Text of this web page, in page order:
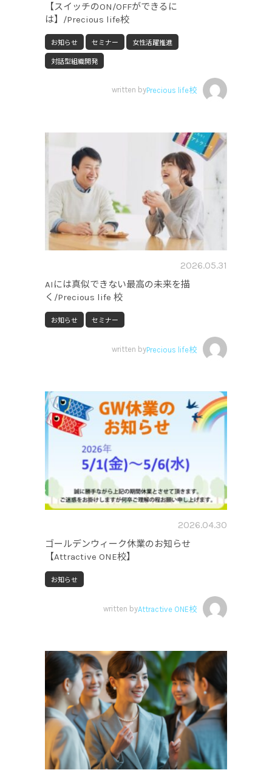
【スイッチのON/OFFができるに
は】/Precious life校
お知らせ セミナー 女性活躍推進
対話型組織開発
written byPrecious life校
2026.05.31
AIには真似できない最高の未来を描
く/Precious life 校
お知らせ セミナー
written byPrecious life校
2026.04.30
ゴールデンウィーク休業のお知らせ
【Attractive ONE校】
お知らせ
written byAttractive ONE校